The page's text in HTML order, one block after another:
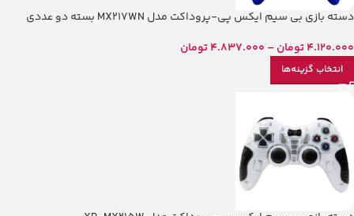
دسته بازی بی سیم ایکس پی-پروداکت مدل MX217WN بسته دو عددی
4.120.000تومان –
4.837.000تومان
انتخاب گزینه‌ها